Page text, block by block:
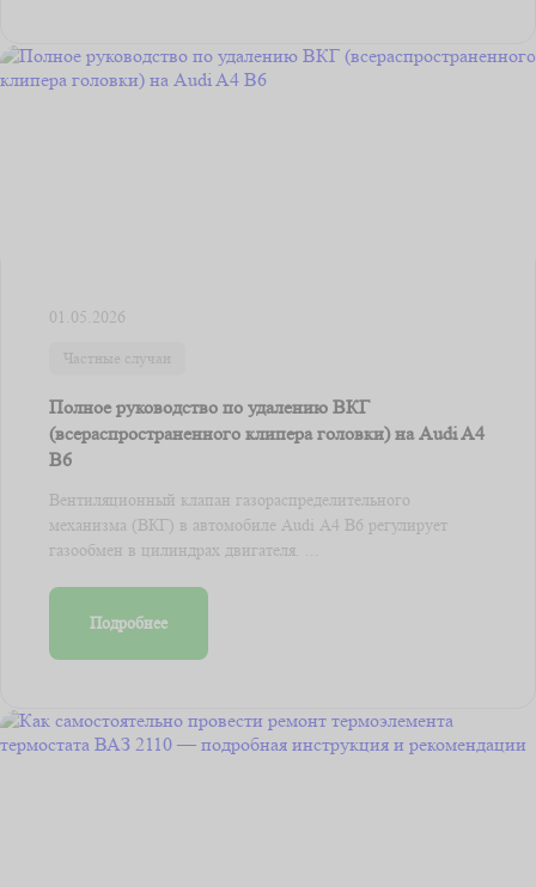
01.05.2026
Частные случаи
Полное руководство по удалению ВКГ
(всераспространенного клипера головки) на Audi A4
B6
Вентиляционный клапан газораспределительного
механизма (ВКГ) в автомобиле Audi A4 B6 регулирует
газообмен в цилиндрах двигателя. ...
Подробнее